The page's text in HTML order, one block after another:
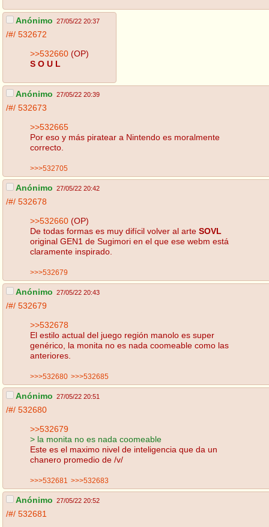
Anónimo 27/05/22 20:37
/#/ 532672
>>532660 (OP)
S O U L
Anónimo 27/05/22 20:39
/#/ 532673
>>532665
Por eso y más piratear a Nintendo es moralmente
correcto.
>>>532705
Anónimo 27/05/22 20:42
/#/ 532678
>>532660 (OP)
De todas formas es muy difícil volver al arte SOVL
original GEN1 de Sugimori en el que ese webm está
claramente inspirado.
>>>532679
Anónimo 27/05/22 20:43
/#/ 532679
>>532678
El estilo actual del juego región manolo es super
genérico, la monita no es nada coomeable como las
anteriores.
>>>532680 >>>532685
Anónimo 27/05/22 20:51
/#/ 532680
>>532679
> la monita no es nada coomeable
Este es el maximo nivel de inteligencia que da un
chanero promedio de /v/
>>>532681 >>>532683
Anónimo 27/05/22 20:52
/#/ 532681